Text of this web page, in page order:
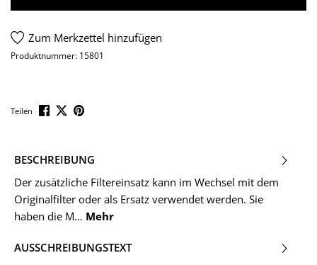
Zum Merkzettel hinzufügen
Produktnummer: 15801
Teilen
BESCHREIBUNG
Der zusätzliche Filtereinsatz kann im Wechsel mit dem
Originalfilter oder als Ersatz verwendet werden. Sie
haben die M… Mehr
AUSSCHREIBUNGSTEXT